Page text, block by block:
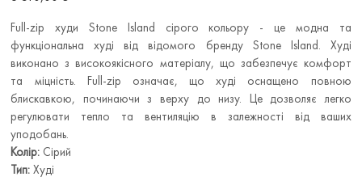
Full-zip худи Stone Island сірого кольору - це модна та
функціональна худі від відомого бренду Stone Island. Худі
виконано з високоякісного матеріалу, що забезпечує комфорт
та міцність. Full-zip означає, що худі оснащено повною
блискавкою, починаючи з верху до низу. Це дозволяє легко
регулювати тепло та вентиляцію в залежності від ваших
уподобань.
Колір: Сірий
Тип: Худі